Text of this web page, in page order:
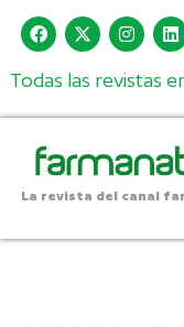
Todas las revistas
La revista del canal